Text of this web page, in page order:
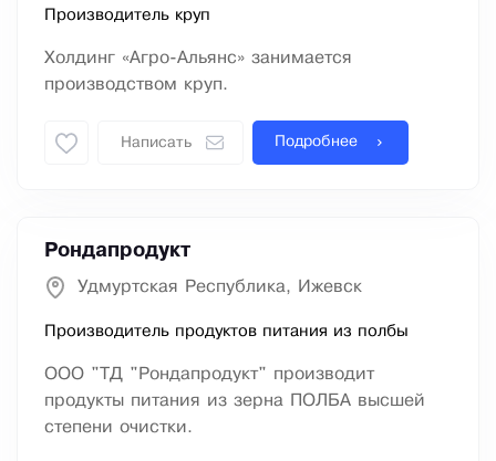
Производитель круп
Холдинг «Агро-Альянс» занимается
производством круп.
Написать Подробнее
Рондапродукт
Удмуртская Республика, Ижевск
Производитель продуктов питания из полбы
ООО "ТД "Рондапродукт" производит
продукты питания из зерна ПОЛБА высшей
степени очистки.